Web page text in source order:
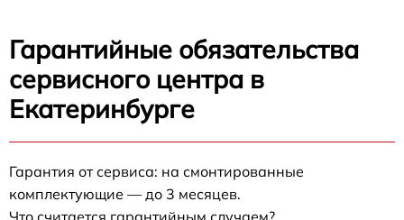
Гарантийные обязательства
сервисного центра в
Екатеринбурге
Гарантия от сервиса: на смонтированные
комплектующие — до 3 месяцев.
Что считается гарантийным случаем?